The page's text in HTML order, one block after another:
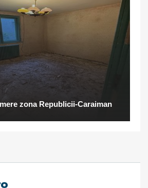
zona Republicii-Caraiman